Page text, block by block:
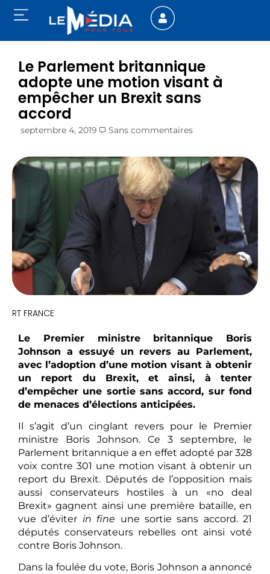
Le Parlement britannique
adopte une motion visant à
empêcher un Brexit sans
accord
septembre 4, 2019 Sans commentaires
RT FRANCE
Le Premier ministre britannique Boris
Johnson a essuyé un revers au Parlement,
avec l’adoption d’une motion visant à obtenir
un report du Brexit, et ainsi, à tenter
d’empêcher une sortie sans accord, sur fond
de menaces d’élections anticipées.
Il s’agit d’un cinglant revers pour le Premier
ministre Boris Johnson. Ce 3 septembre, le
Parlement britannique a en effet adopté par 328
voix contre 301 une motion visant à obtenir un
report du Brexit. Députés de l’opposition mais
aussi conservateurs hostiles à un «no deal
Brexit» gagnent ainsi une première bataille, en
vue d’éviter in fine une sortie sans accord. 21
députés conservateurs rebelles ont ainsi voté
contre Boris Johnson.
Dans la foulée du vote, Boris Johnson a annoncé